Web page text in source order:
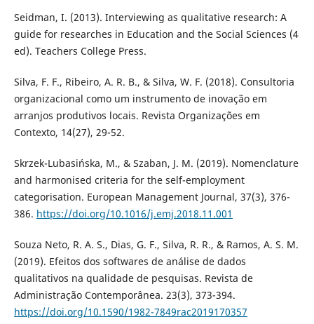
Seidman, I. (2013). Interviewing as qualitative research: A
guide for researches in Education and the Social Sciences (4
ed). Teachers College Press.
Silva, F. F., Ribeiro, A. R. B., & Silva, W. F. (2018). Consultoria
organizacional como um instrumento de inovação em
arranjos produtivos locais. Revista Organizações em
Contexto, 14(27), 29-52.
Skrzek-Lubasińska, M., & Szaban, J. M. (2019). Nomenclature
and harmonised criteria for the self-employment
categorisation. European Management Journal, 37(3), 376-
386. https://doi.org/10.1016/j.emj.2018.11.001
Souza Neto, R. A. S., Dias, G. F., Silva, R. R., & Ramos, A. S. M.
(2019). Efeitos dos softwares de análise de dados
qualitativos na qualidade de pesquisas. Revista de
Administração Contemporânea. 23(3), 373-394.
https://doi.org/10.1590/1982-7849rac2019170357